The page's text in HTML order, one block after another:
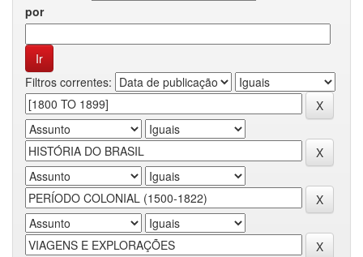
por
Filtros correntes: